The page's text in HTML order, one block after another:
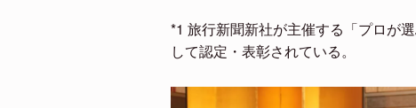
*1 旅行新聞新社が主催する「プロが
して認定・表彰されている。